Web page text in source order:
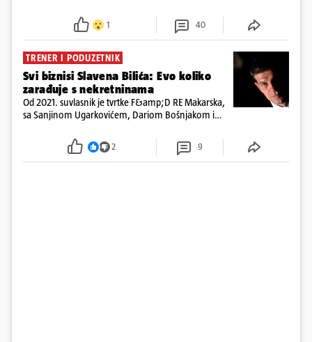
ispitali i poslali u istražni zatvor
1 40
TRENER I PODUZETNIK
Svi biznisi Slavena Bilića: Evo koliko
zarađuje s nekretninama
Od 2021. suvlasnik je tvrtke F&amp;D RE Makarska,
sa Sanjinom Ugarkovićem, Dariom Bošnjakom i
poslovanje nekretninama, a od osnutka nema
2 9